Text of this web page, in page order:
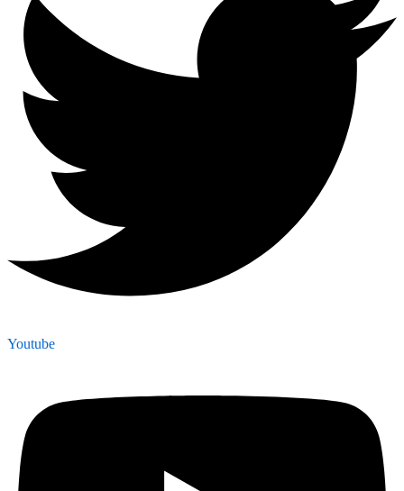
Youtube